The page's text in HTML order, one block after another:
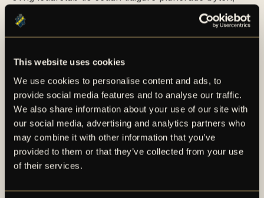
This website uses cookies
We use cookies to personalise content and ads, to
provide social media features and to analyse our traffic.
We also share information about your use of our site with
our social media, advertising and analytics partners who
may combine it with other information that you’ve
provided to them or that they’ve collected from your use
of their services.
och den enda som var kvar på planen till den andra
halvleken var Kristoffer Nordfeldt. AIK gjorde sin
försök att få till en kvittering, och det såg även ut
som att nyinbytte Erik Flataker skulle få göra just det
bort. Med tre minuter kvar av ordinarie speltid
fastställde FK Liepāja slutresultatet till 1–3 efter att
man nått högst på en hörnspark.
Sammanfattningsvis fick en hel del spelare värdefulla
spelminuter samtidigt som man fick utöva det man
ytterligare träningsmatcher under lägret i Spanien